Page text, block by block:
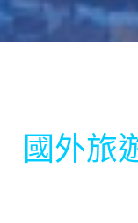
國外旅